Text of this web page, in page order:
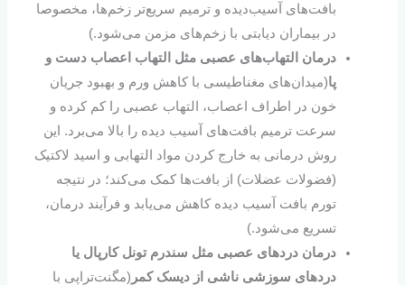
بافت‌های آسیب‌دیده و ترمیم سریع‌تر زخم‌ها، مخصوصا
در بیماران دیابتی با زخم‌های مزمن می‌شود.)
درمان التهاب‌های عصبی مثل التهاب اعصاب دست و
پا(میدان‌های مغناطیسی با کاهش ورم و بهبود جریان
خون در اطراف اعصاب، التهاب عصبی را کم کرده و
سرعت ترمیم بافت‌های آسیب‌ دیده را بالا می‌برد. این
روش درمانی به خارج کردن مواد التهابی و اسید لاکتیک
(فضولات عضلات) از بافت‌ها کمک می‌کند؛ در نتیجه
تورم بافت‌ آسیب دیده کاهش می‌یابد و فرآیند درمان،
تسریع می‌شود.)
درمان درد‌های عصبی مثل سندرم تونل کارپال یا
دردهای سوزشی ناشی از دیسک کمر (مگنت‌تراپی با